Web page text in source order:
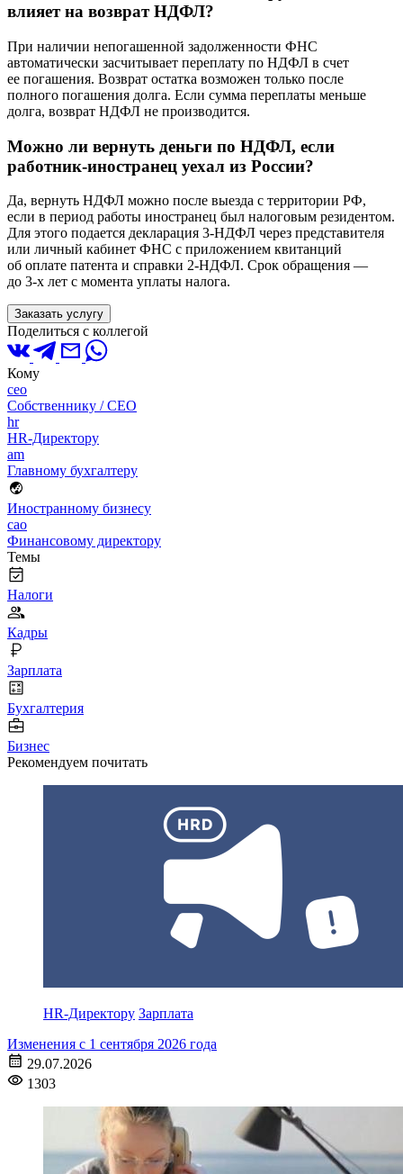
влияет на возврат НДФЛ?
При наличии непогашенной задолженности ФНС
автоматически засчитывает переплату по НДФЛ в счет
ее погашения. Возврат остатка возможен только после
полного погашения долга. Если сумма переплаты меньше
долга, возврат НДФЛ не производится.
Можно ли вернуть деньги по НДФЛ, если
работник-иностранец уехал из России?
Да, вернуть НДФЛ можно после выезда с территории РФ,
если в период работы иностранец был налоговым резидентом.
Для этого подается декларация 3-НДФЛ через представителя
или личный кабинет ФНС с приложением квитанций
об оплате патента и справки 2-НДФЛ. Срок обращения —
до 3-х лет с момента уплаты налога.
Заказать услугу
Поделиться с коллегой
Кому
ceo
Собственнику / CEO
hr
HR-Директору
am
Главному бухгалтеру
Иностранному бизнесу
cao
Финансовому директору
Темы
Налоги
Кадры
Зарплата
Бухгалтерия
Бизнес
Рекомендуем почитать
HR-Директору Зарплата
Изменения с 1 сентября 2026 года
29.07.2026
1303